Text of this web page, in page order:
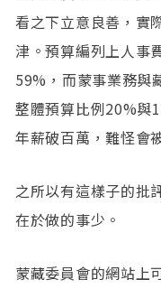
看之下立意良善，實
津。預算編列上人事
59%，而蒙事業務與
整體預算比例20%與
年薪破百萬，難怪會
之所以有這樣子的批
在於做的事少。
蒙藏委員會的網站上